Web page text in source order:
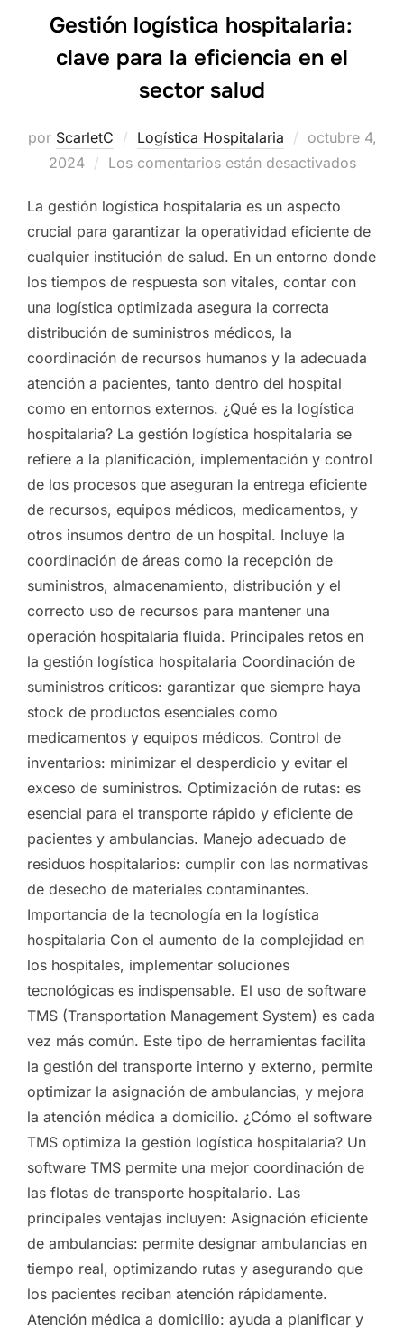
Gestión logística hospitalaria:
clave para la eficiencia en el
sector salud
por ScarletC Logística Hospitalaria
Publicado
el
octubre 4,
2024
Los comentarios están desactivados
La gestión logística hospitalaria es un aspecto
crucial para garantizar la operatividad eficiente de
cualquier institución de salud. En un entorno donde
los tiempos de respuesta son vitales, contar con
una logística optimizada asegura la correcta
distribución de suministros médicos, la
coordinación de recursos humanos y la adecuada
atención a pacientes, tanto dentro del hospital
como en entornos externos. ¿Qué es la logística
hospitalaria? La gestión logística hospitalaria se
refiere a la planificación, implementación y control
de los procesos que aseguran la entrega eficiente
de recursos, equipos médicos, medicamentos, y
otros insumos dentro de un hospital. Incluye la
coordinación de áreas como la recepción de
suministros, almacenamiento, distribución y el
correcto uso de recursos para mantener una
operación hospitalaria fluida. Principales retos en
la gestión logística hospitalaria Coordinación de
suministros críticos: garantizar que siempre haya
stock de productos esenciales como
medicamentos y equipos médicos. Control de
inventarios: minimizar el desperdicio y evitar el
exceso de suministros. Optimización de rutas: es
esencial para el transporte rápido y eficiente de
pacientes y ambulancias. Manejo adecuado de
residuos hospitalarios: cumplir con las normativas
de desecho de materiales contaminantes.
Importancia de la tecnología en la logística
hospitalaria Con el aumento de la complejidad en
los hospitales, implementar soluciones
tecnológicas es indispensable. El uso de software
TMS (Transportation Management System) es cada
vez más común. Este tipo de herramientas facilita
la gestión del transporte interno y externo, permite
optimizar la asignación de ambulancias, y mejora
la atención médica a domicilio. ¿Cómo el software
TMS optimiza la gestión logística hospitalaria? Un
software TMS permite una mejor coordinación de
las flotas de transporte hospitalario. Las
principales ventajas incluyen: Asignación eficiente
de ambulancias: permite designar ambulancias en
tiempo real, optimizando rutas y asegurando que
los pacientes reciban atención rápidamente.
Atención médica a domicilio: ayuda a planificar y